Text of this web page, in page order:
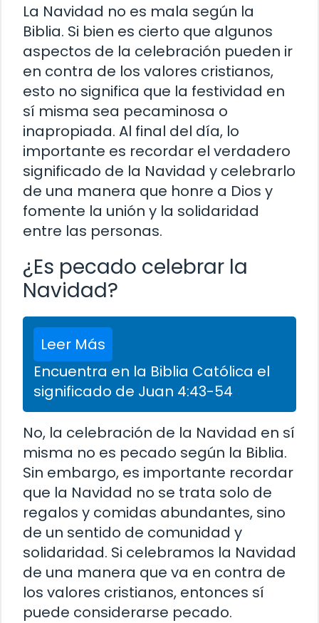
La Navidad no es mala según la
Biblia. Si bien es cierto que algunos
aspectos de la celebración pueden ir
en contra de los valores cristianos,
esto no significa que la festividad en
sí misma sea pecaminosa o
inapropiada. Al final del día, lo
importante es recordar el verdadero
significado de la Navidad y celebrarlo
de una manera que honre a Dios y
fomente la unión y la solidaridad
entre las personas.
¿Es pecado celebrar la
Navidad?
Leer Más
Encuentra en la Biblia Católica el
significado de Juan 4:43-54
No, la celebración de la Navidad en sí
misma no es pecado según la Biblia.
Sin embargo, es importante recordar
que la Navidad no se trata solo de
regalos y comidas abundantes, sino
de un sentido de comunidad y
solidaridad. Si celebramos la Navidad
de una manera que va en contra de
los valores cristianos, entonces sí
puede considerarse pecado.